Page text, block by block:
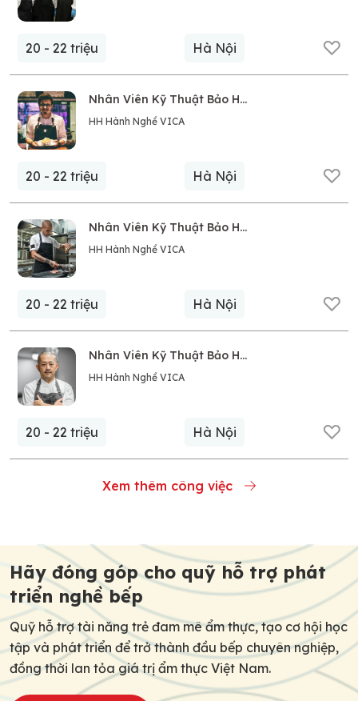
20 - 22 triệu Hà Nội
Nhân Viên Kỹ Thuật Bảo Hành Sửa Chữa Điện Tử
HH Hành Nghề VICA
20 - 22 triệu Hà Nội
Nhân Viên Kỹ Thuật Bảo Hành Sửa Chữa Điện Tử
HH Hành Nghề VICA
20 - 22 triệu Hà Nội
Nhân Viên Kỹ Thuật Bảo Hành Sửa Chữa Điện Tử
HH Hành Nghề VICA
20 - 22 triệu Hà Nội
Xem thêm công việc
navigation
Hãy đóng góp cho quỹ hỗ trợ phát
triển nghề bếp
Quỹ hỗ trợ tài năng trẻ đam mê ẩm thực, tạo cơ hội học
tập và phát triển để trở thành đầu bếp chuyên nghiệp,
đồng thời lan tỏa giá trị ẩm thực Việt Nam.